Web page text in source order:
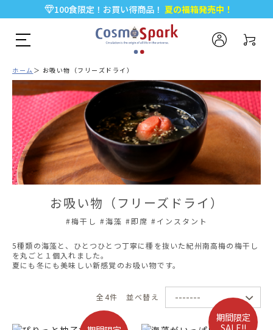
100食限定！お買い得商品！ 夏の福箱発売中！
5,000円以上のお買い物で全国一律送料無料♪
新規会員登録で今すぐ使える500ポイント プレゼント！
ホーム お吸い物（フリーズドライ）
お吸い物（フリーズドライ）
#梅干し #海藻 #即席 #インスタント
5種類の海藻と、ひとつひとつ丁寧に種を抜いた紀州南高梅の梅干し
を丸ごと１個入れました。
夏にも冬にも美味しい新感覚のお吸い物です。
全4件 並べ替え
期間限定
SALE!!